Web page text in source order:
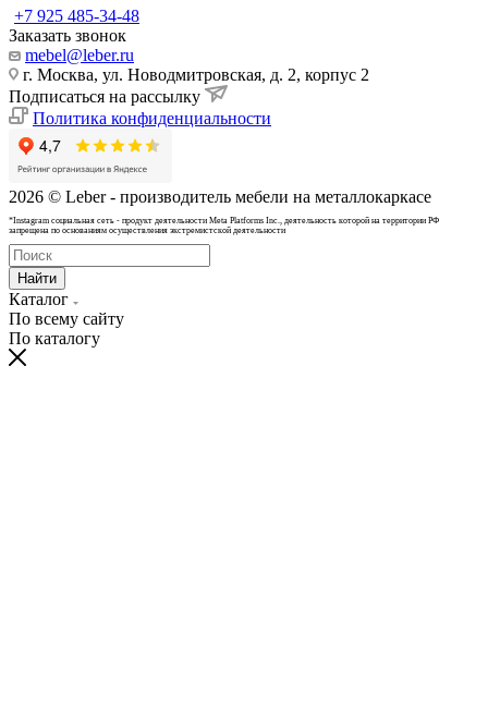
+7 925 485-34-48
Заказать звонок
mebel@leber.ru
г. Москва, ул. Новодмитровская, д. 2, корпус 2
Подписаться на рассылку
Политика конфиденциальности
2026 © Leber - производитель мебели на металлокаркасе
*Instagram cоциальная сеть - продукт деятельности Meta Platforms Inc., деятельность которой на территории РФ
запрещена по основаниям осуществления экстремистской деятельности
Найти
Каталог
По всему сайту
По каталогу